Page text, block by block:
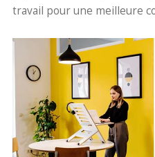
travail pour une meilleure